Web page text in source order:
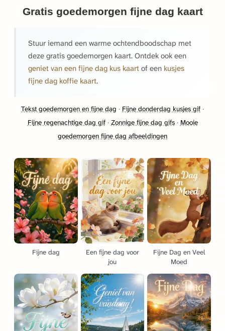
Gratis goedemorgen fijne dag kaart
Stuur iemand een warme ochtendboodschap met
deze gratis goedemorgen kaart. Ontdek ook een
geniet van een fijne dag kus kaart of een kusjes
fijne dag koffie kaart.
Tekst goedemorgen en fijne dag · Fijne donderdag kusjes gif ·
Fijne regenachtige dag gif· Zonnige fijne dag gifs· Mooie
goedemorgen fijne dag afbeeldingen
Fijne dag
Een fijne dag voor
jou
Fijne Dag en Veel
Moed